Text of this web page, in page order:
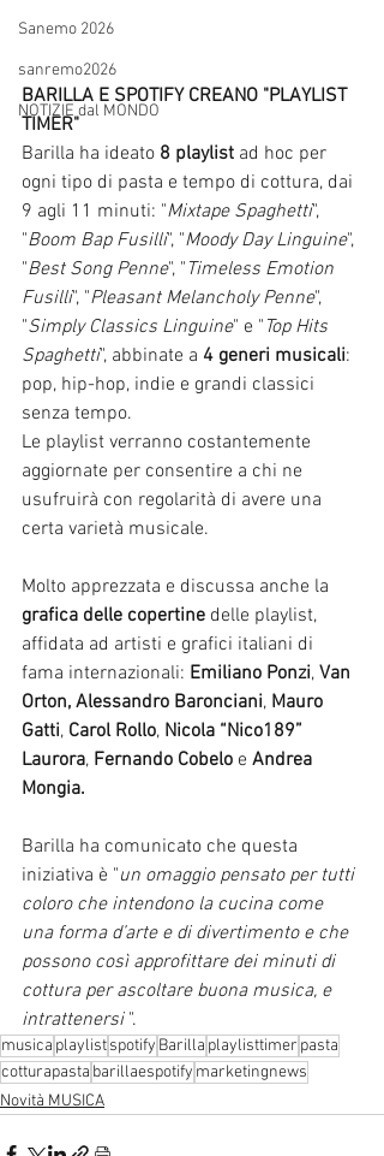
Sanemo 2026
sanremo2026
NOTIZIE dal MONDO
BARILLA E SPOTIFY CREANO "PLAYLIST
TIMER"
Barilla ha ideato 8 playlist ad hoc per
ogni tipo di pasta e tempo di cottura, dai
9 agli 11 minuti: "Mixtape Spaghetti",
"Boom Bap Fusilli", "Moody Day Linguine",
"Best Song Penne", " Timeless Emotion
Fusilli", "Pleasant Melancholy Penne",
"Simply Classics Linguine" e " Top Hits
Spaghetti", abbinate a 4 generi musicali:
pop, hip-hop, indie e grandi classici
senza tempo.
Le playlist verranno costantemente
aggiornate per consentire a chi ne
usufruirà con regolarità di avere una
certa varietà musicale.
Molto apprezzata e discussa anche la
grafica delle copertine delle playlist,
affidata ad artisti e grafici italiani di
fama internazionali: Emiliano Ponzi, Van
Orton, Alessandro Baronciani, Mauro
Gatti, Carol Rollo, Nicola “Nico189”
Laurora, Fernando Cobelo e Andrea
Mongia.
Barilla ha comunicato che questa
iniziativa è "un omaggio pensato per tutti
coloro che intendono la cucina come
una forma d’arte e di divertimento e che
possono così approfittare dei minuti di
cottura per ascoltare buona musica, e
intrattenersi ".
musica playlistspotify Barilla playlisttimer pasta
cotturapasta barillaespotify marketingnews
Novità MUSICA